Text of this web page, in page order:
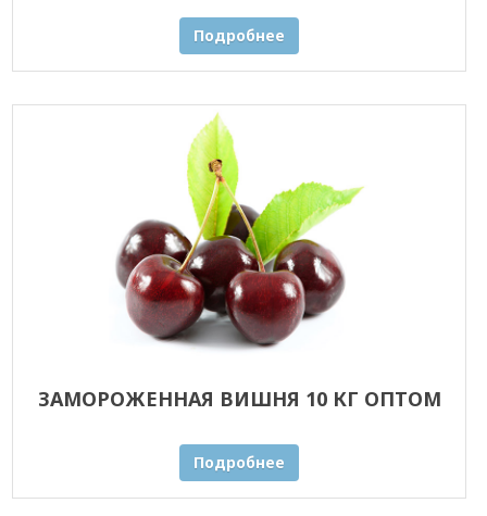
Подробнее
ЗАМОРОЖЕННАЯ ВИШНЯ 10 КГ ОПТОМ
Подробнее